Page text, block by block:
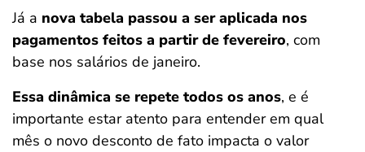
Já a nova tabela passou a ser aplicada nos
pagamentos feitos a partir de fevereiro, com
base nos salários de janeiro.
Essa dinâmica se repete todos os anos, e é
importante estar atento para entender em qual
mês o novo desconto de fato impacta o valor